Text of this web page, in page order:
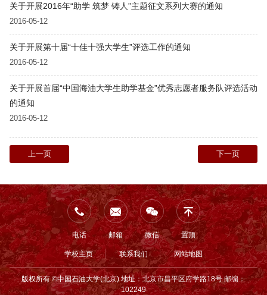
关于开展2016年“助学 筑梦 铸人”主题征文系列大赛的通知
2016-05-12
关于开展第十届“十佳十强大学生”评选工作的通知
2016-05-12
关于开展首届“中国海油大学生助学基金”优秀志愿者服务队评选活动
的通知
2016-05-12
上一页 下一页
电话 邮箱 微信 置顶
学校主页 联系我们 网站地图
版权所有 ©中国石油大学(北京) 地址：北京市昌平区府学路18号 邮编：
102249